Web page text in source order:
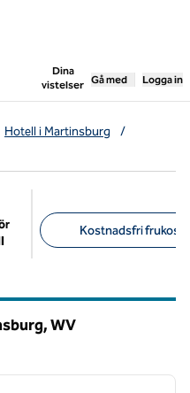
Dina
vistelser
,öppnar ny flik
Gå med Logga in
Hotell i Martinsburg
/
Kostnadsfri frukost
WV
nästa